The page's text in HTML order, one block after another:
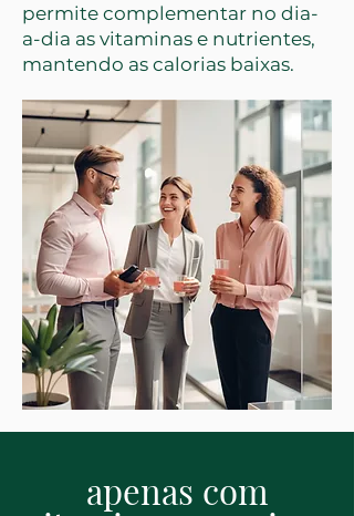
permite complementar no dia-
a-dia as vitaminas e nutrientes,
mantendo as calorias baixas.
apenas com